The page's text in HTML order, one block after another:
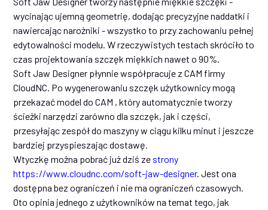
wycinając ujemną geometrię, dodając precyzyjne naddatki i
nawiercając narożniki - wszystko to przy zachowaniu pełnej
edytowalności modelu. W rzeczywistych testach skróciło to
czas projektowania szczęk miękkich nawet o 90%.
Soft Jaw Designer płynnie współpracuje z CAM firmy
CloudNC. Po wygenerowaniu szczęk użytkownicy mogą
przekazać model do CAM , który automatycznie tworzy
ścieżki narzędzi zarówno dla szczęk, jak i części,
przesyłając zespół do maszyny w ciągu kilku minut i jeszcze
bardziej przyspieszając dostawę.
Wtyczkę można pobrać już dziś ze strony
https://www.cloudnc.com/soft-jaw-designer. Jest ona
dostępna bez ograniczeń i nie ma ograniczeń czasowych.
Oto opinia jednego z użytkowników na temat tego, jak